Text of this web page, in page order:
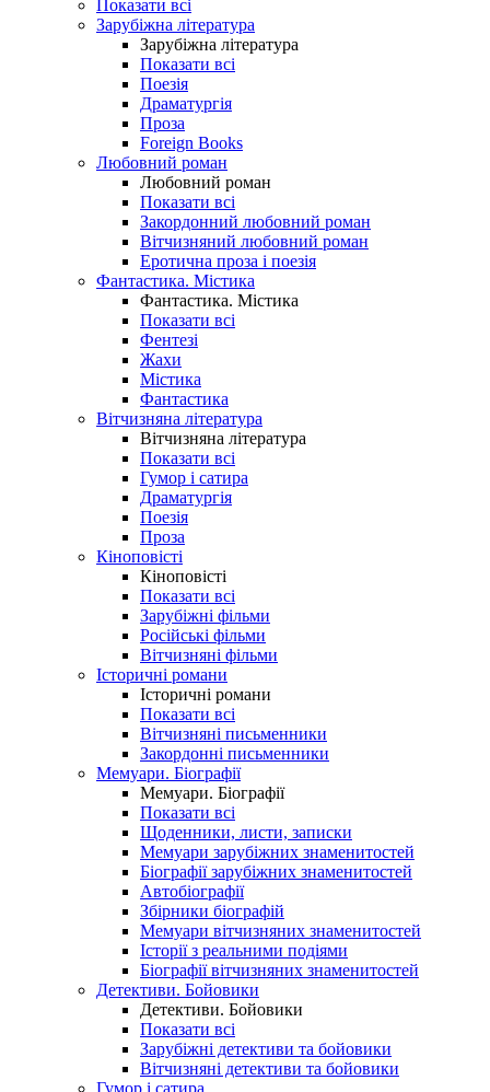
Показати всі
Зарубіжна література
Зарубіжна література
Показати всі
Поезія
Драматургія
Проза
Foreign Books
Любовний роман
Любовний роман
Показати всі
Закордонний любовний роман
Вітчизняний любовний роман
Еротична проза і поезія
Фантастика. Містика
Фантастика. Містика
Показати всі
Фентезі
Жахи
Містика
Фантастика
Вітчизняна література
Вітчизняна література
Показати всі
Гумор і сатира
Драматургія
Поезія
Проза
Кіноповісті
Кіноповісті
Показати всі
Зарубіжні фільми
Російські фільми
Вітчизняні фільми
Історичні романи
Історичні романи
Показати всі
Вітчизняні письменники
Закордонні письменники
Мемуари. Біографії
Мемуари. Біографії
Показати всі
Щоденники, листи, записки
Мемуари зарубіжних знаменитостей
Біографії зарубіжних знаменитостей
Автобіографії
Збірники біографій
Мемуари вітчизняних знаменитостей
Історії з реальними подіями
Біографії вітчизняних знаменитостей
Детективи. Бойовики
Детективи. Бойовики
Показати всі
Зарубіжні детективи та бойовики
Вітчизняні детективи та бойовики
Гумор і сатира